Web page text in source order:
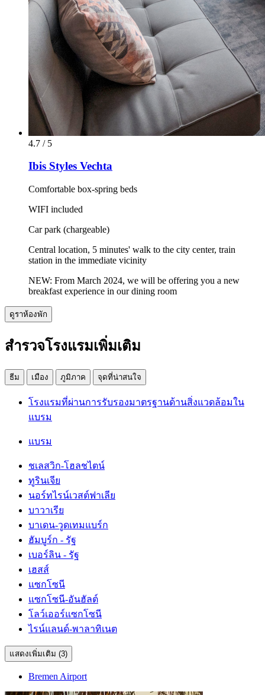
4.7 / 5
Ibis Styles Vechta
Comfortable box-spring beds
WIFI included
Car park (chargeable)
Central location, 5 minutes' walk to the city center, train
station in the immediate vicinity
NEW: From March 2024, we will be offering you a new
breakfast experience in our dining room
ดูราห้องพัก
สำรวจโรงแรมเพิ่มเติม
ธีม เมือง ภูมิภาค จุดที่น่าสนใจ
โรงแรมที่ผ่านการรับรองมาตรฐานด้านสิ่งแวดล้อมใน
แบรม
แบรม
ชเลสวิก-โฮลชไตน์
ทูรินเจีย
นอร์ทไรน์เวสต์ฟาเลีย
บาวาเรีย
บาเดน-วูดเทมแบร์ก
ฮัมบูร์ก - รัฐ
เบอร์ลิน - รัฐ
เฮสส์
แซกโซนี
แซกโซนี-อันฮัลต์
โลว์เออร์แซกโซนี
ไรน์แลนด์-พาลาทิเนต
แสดงเพิ่มเติม (3)
Bremen Airport